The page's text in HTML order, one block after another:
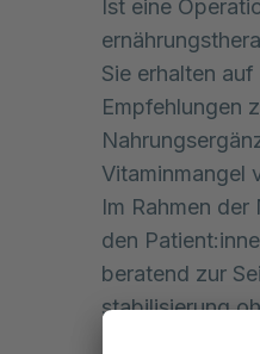
Ist eine
Sie erhalten
Empfehlungen
Vitaminmangel
Im Rahmen
den
beratend zur
stabilisierung